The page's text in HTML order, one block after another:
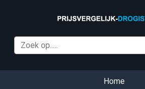
Home